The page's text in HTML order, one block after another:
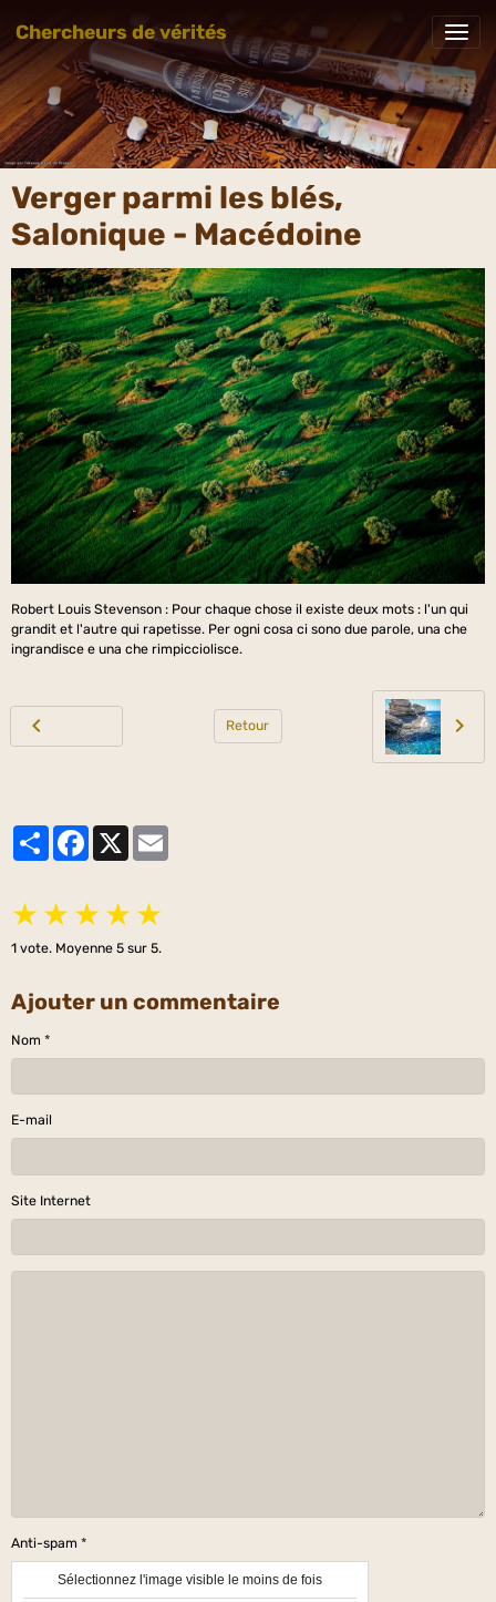
Chercheurs de vérités
Verger parmi les blés,
Salonique - Macédoine
Robert Louis Stevenson : Pour chaque chose il existe deux mots : l'un qui
grandit et l'autre qui rapetisse. Per ogni cosa ci sono due parole, una che
ingrandisce e una che rimpicciolisce.
Retour
PartagerFacebook
X
★ ★ ★ ★ ★
1 vote. Moyenne 5 sur 5.
Ajouter un commentaire
Nom
E-mail
Site Internet
Anti-spam
Sélectionnez l'image visible le moins de fois